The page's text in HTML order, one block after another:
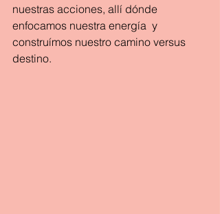
nuestras acciones, allí dónde
enfocamos nuestra energía  y
construímos nuestro camino versus
destino.